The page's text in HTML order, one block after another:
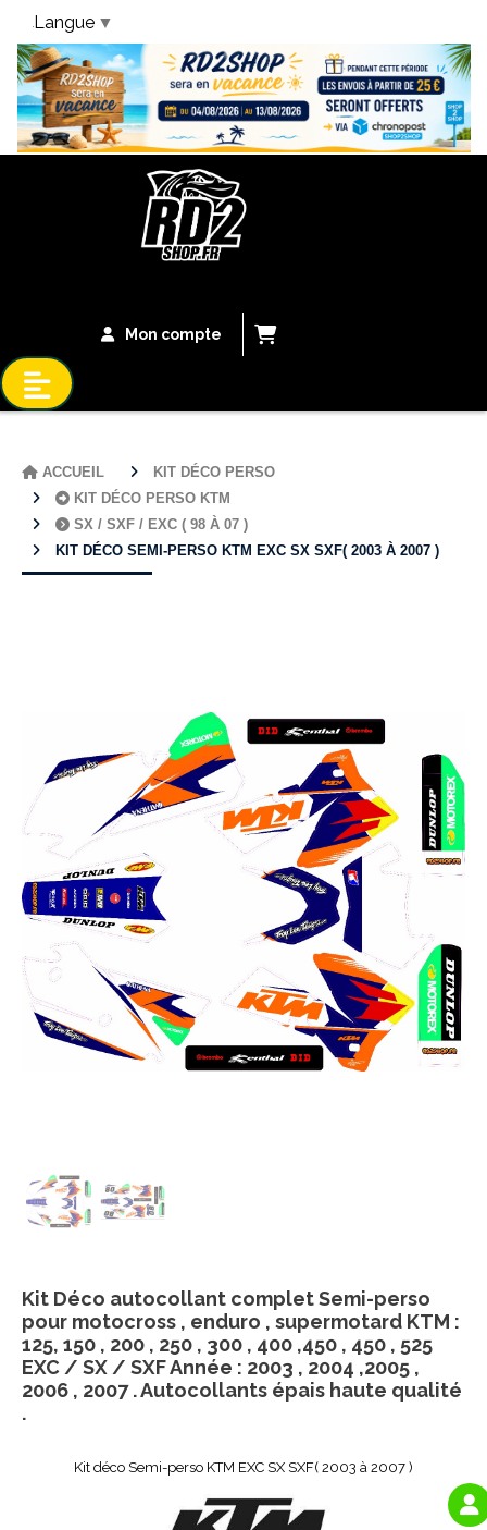
Bandeau Vacances
Mon compte
ACCUEIL
KIT DÉCO PERSO
KIT DÉCO PERSO KTM
SX / SXF / EXC ( 98 À 07 )
KIT DÉCO SEMI-PERSO KTM EXC SX SXF( 2003 À 2007 )
Kit déco Semi-perso KTM EXC SX SXF( 2003 à 2007 )
Kit Déco autocollant complet Semi-perso
pour motocross , enduro , supermotard KTM :
125, 150 , 200 , 250 , 300 , 400 ,450 , 450 , 525
EXC / SX / SXF Année : 2003 , 2004 ,2005 ,
2006 , 2007 . Autocollants épais haute qualité
.
Langue ▼